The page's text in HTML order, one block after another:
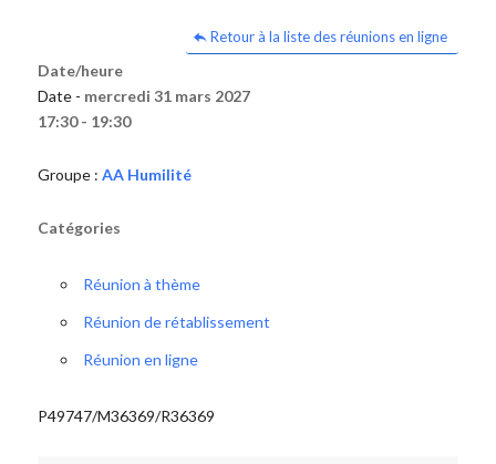
Retour à la liste des réunions en ligne
Date/heure
Date - mercredi 31 mars 2027
17:30 - 19:30
Groupe : AA Humilité
Catégories
Réunion à thème
Réunion de rétablissement
Réunion en ligne
P49747/M36369/R36369